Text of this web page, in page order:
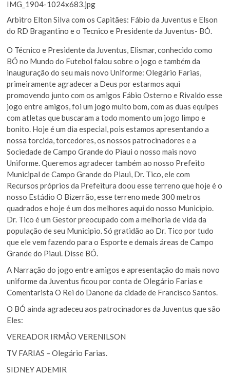
Arbitro Elton Silva com os Capitães: Fábio da Juventus e Elson
do RD Bragantino e o Tecnico e Presidente da Juventus- BÓ.
O Técnico e Presidente da Juventus, Elismar, conhecido como
BÓ no Mundo do Futebol falou sobre o jogo e também da
inauguração do seu mais novo Uniforme: Olegário Farias,
primeiramente agradecer a Deus por estarmos aqui
promovendo junto com os amigos Fábio Osterno e Rivaldo esse
jogo entre amigos, foi um jogo muito bom, com as duas equipes
com atletas que buscaram a todo momento um jogo limpo e
bonito. Hoje é um dia especial, pois estamos apresentando a
nossa torcida, torcedores, os nossos patrocinadores e a
Sociedade de Campo Grande do Piaui o nosso mais novo
Uniforme. Queremos agradecer também ao nosso Prefeito
Municipal de Campo Grande do Piaui, Dr. Tico, ele com
Recursos próprios da Prefeitura doou esse terreno que hoje é o
nosso Estádio O Bizerrão, esse terreno mede 300 metros
quadrados e hoje é um dos melhores aqui do nosso Municipio.
Dr. Tico é um Gestor preocupado com a melhoria de vida da
população de seu Municipio. Só gratidão ao Dr. Tico por tudo
que ele vem fazendo para o Esporte e demais áreas de Campo
Grande do Piaui. Disse BÓ.
A Narração do jogo entre amigos e apresentação do mais novo
uniforme da Juventus ficou por conta de Olegário Farias e
Comentarista O Rei do Danone da cidade de Francisco Santos.
O BÓ ainda agradeceu aos patrocinadores da Juventus que são
Eles:
VEREADOR IRMÃO VERENILSON
TV FARIAS – Olegário Farias.
SIDNEY ADEMIR